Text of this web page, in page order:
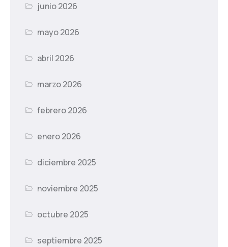
junio 2026
mayo 2026
abril 2026
marzo 2026
febrero 2026
enero 2026
diciembre 2025
noviembre 2025
octubre 2025
septiembre 2025